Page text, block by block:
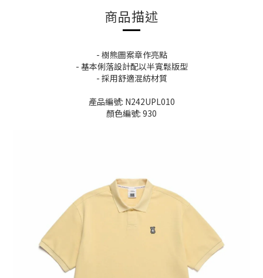
商品描述
- 樹熊圖案章作亮點
- 基本俐落設計配以半寬鬆版型
- 採用舒適混紡材質
產品編號: N242UPL010
顏色編號: 930